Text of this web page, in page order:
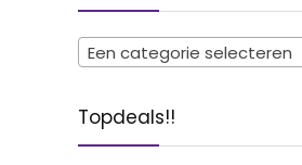
Een categorie selecteren
Topdeals!!